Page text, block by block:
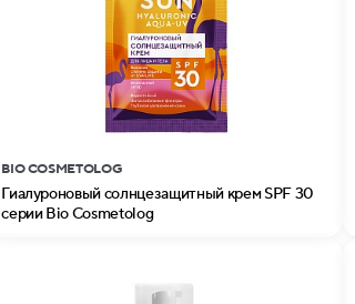
BIO COSMETOLOG
Гиалуроновый солнцезащитный крем SPF 30
серии Bio Cosmetolog